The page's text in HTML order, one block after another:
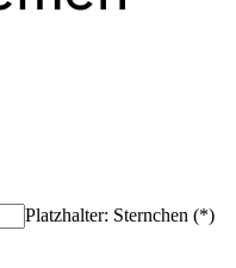
Platzhalter: Sternchen (*)